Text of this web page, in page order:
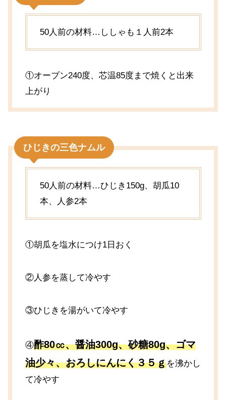
50人前の材料…ししゃも１人前2本
①オーブン240度、芯温85度まで焼くと出来
上がり
ひじきの三色ナムル
50人前の材料…ひじき150g、胡瓜10
本、人参2本
①胡瓜を塩水につけ1日おく
②人参を蒸して冷やす
③ひじきを湯がいて冷やす
④酢80㏄、醤油300g、砂糖80g、ゴマ
油少々、おろしにんにく３５ｇを沸かし
て冷やす